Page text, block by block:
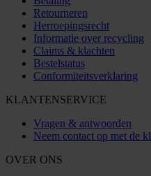
Retourneren
Herroepingsrecht
Informatie over recycling
Claims & klachten
Bestelstatus
Conformiteitsverklaring
KLANTENSERVICE
Vragen & antwoorden
Neem contact op met de
OVER ONS